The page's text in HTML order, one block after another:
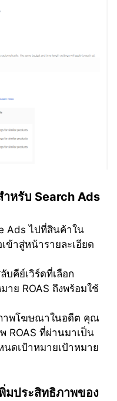
ำหรับ Search Ads
Ads ไปที่สินค้าใน
ข้าสู่หน้ารายละเอียด
บคีย์เวิร์ดที่เลือก
าย ROAS ถึงพร้อมใช้
าพโฆษณาในอดีต คุณ
ROAS ที่ผ่านมาเป็น
นดเป้าหมายเป้าหมาย
มประสิทธิภาพของ